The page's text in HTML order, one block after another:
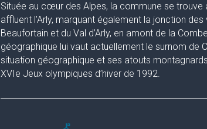
Située au cœur des Alpes, la commune se trouve
affluent l’Arly, marquant également la jonction
Beaufortain et du Val d’Arly, en amont de la
géographique lui vaut actuellement le surnom de
situation géographique et ses atouts
XVIe Jeux olympiques d’hiver de 1992.